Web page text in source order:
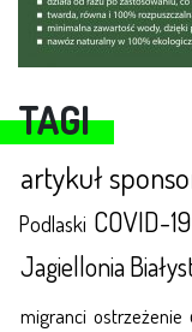
TAGI
artykuł
Podlaski COVID-19
Jagiellonia
migranci ostrzeżenie